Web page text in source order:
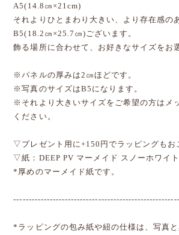
A5(14.8㎝×21cm)
それよりひとまわり大きい、より存在感の
B5(18.2㎝×25.7㎝)ございます。
飾る場所に合わせて、お好きなサイズをお
※パネルの厚みは2㎝ほどです。
※写真のサイズはB5になります。
※それより大きいサイズをご希望の方はメ
ください。
▽プレゼント用に+150円でラッピングもお
▽紙：DEEP PV マーメイド スノーホワイ
*厚めのマーメイド紙です。
*ラッピングの包み紙や紐の仕様は、写真